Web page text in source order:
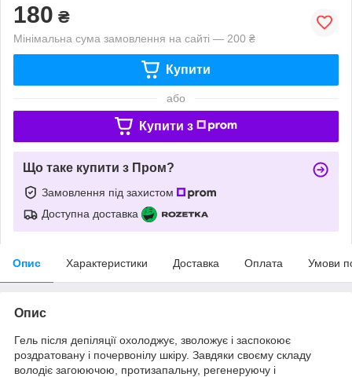
180 ₴
Мінімальна сума замовлення на сайті — 200 ₴
Купити
або
Купити з
Що таке купити з Пром?
Замовлення під захистом
Доступна доставка
Опис Характеристики Доставка Оплата Умови
Опис
Гель після депіляції охолоджує, зволожує і заспокоює
роздратовану і почервонілу шкіру. Завдяки своєму складу
володіє загоюючою, протизапальну, регенеруючу і